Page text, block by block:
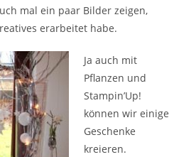
mal ein paar Bilder zeigen,
erarbeitet habe.
Ja auch mit
Pflanzen und
Stampin’Up!
können wir einige
Geschenke
kreieren.